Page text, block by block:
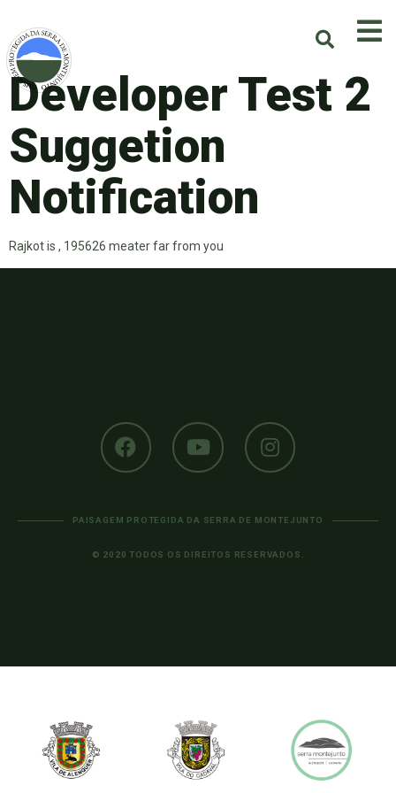
Developer Test 2
Suggetion
Notification
Rajkot is , 195626 meater far from you
PAISAGEM PROTEGIDA DA SERRA DE MONTEJUNTO
© 2020 TODOS OS DIREITOS RESERVADOS.